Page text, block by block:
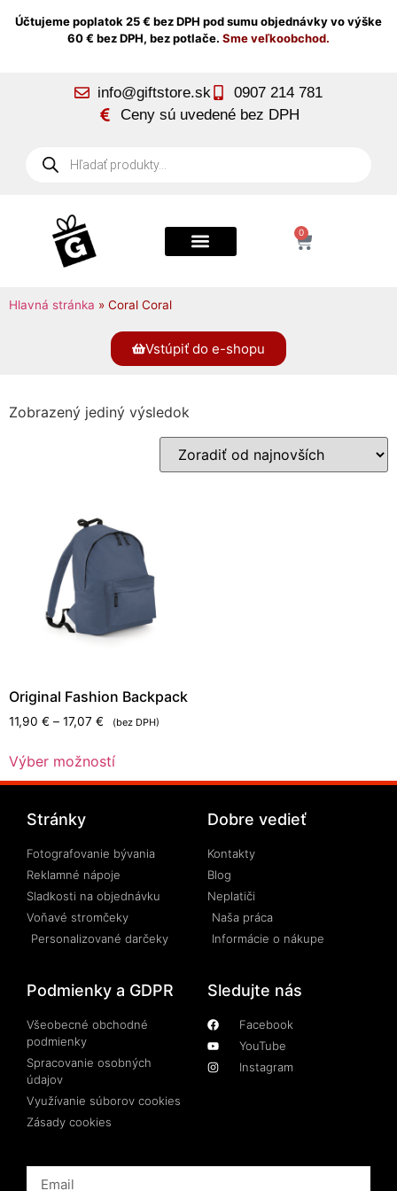
Účtujeme poplatok 25 € bez DPH pod sumu objednávky vo výške
60 € bez DPH, bez potlače. Sme veľkoobchod.
info@giftstore.sk
0907 214 781
Ceny sú uvedené bez DPH
0
Hlavná stránka » Coral Coral
Vstúpiť do e-shopu
Zobrazený jediný výsledok
Original Fashion Backpack
11,90 € – 17,07 € (bez DPH)
Výber možností
Stránky
Fotografovanie bývania
Reklamné nápoje
Sladkosti na objednávku
Voňavé stromčeky
Personalizované darčeky
Dobre vedieť
Kontakty
Blog
Neplatiči
Naša práca
Informácie o nákupe
Podmienky a GDPR
Všeobecné obchodné
podmienky
Spracovanie osobných
údajov
Využívanie súborov cookies
Zásady cookies
Sledujte nás
Facebook
YouTube
Instagram